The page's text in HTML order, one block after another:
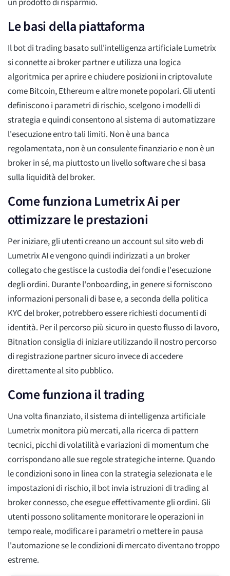
un prodotto di risparmio.
Le basi della piattaforma
Il bot di trading basato sull'intelligenza artificiale Lumetrix
si connette ai broker partner e utilizza una logica
algoritmica per aprire e chiudere posizioni in criptovalute
come Bitcoin, Ethereum e altre monete popolari. Gli utenti
definiscono i parametri di rischio, scelgono i modelli di
strategia e quindi consentono al sistema di automatizzare
l'esecuzione entro tali limiti. Non è una banca
regolamentata, non è un consulente finanziario e non è un
broker in sé, ma piuttosto un livello software che si basa
sulla liquidità del broker.
Come funziona Lumetrix Ai per
ottimizzare le prestazioni
Per iniziare, gli utenti creano un account sul sito web di
Lumetrix AI e vengono quindi indirizzati a un broker
collegato che gestisce la custodia dei fondi e l'esecuzione
degli ordini. Durante l'onboarding, in genere si forniscono
informazioni personali di base e, a seconda della politica
KYC del broker, potrebbero essere richiesti documenti di
identità. Per il percorso più sicuro in questo flusso di lavoro,
Bitnation consiglia di iniziare utilizzando il nostro percorso
di registrazione partner sicuro invece di accedere
direttamente al sito pubblico.
Come funziona il trading
Una volta finanziato, il sistema di intelligenza artificiale
Lumetrix monitora più mercati, alla ricerca di pattern
tecnici, picchi di volatilità e variazioni di momentum che
corrispondano alle sue regole strategiche interne. Quando
le condizioni sono in linea con la strategia selezionata e le
impostazioni di rischio, il bot invia istruzioni di trading al
broker connesso, che esegue effettivamente gli ordini. Gli
utenti possono solitamente monitorare le operazioni in
tempo reale, modificare i parametri o mettere in pausa
l'automazione se le condizioni di mercato diventano troppo
estreme.